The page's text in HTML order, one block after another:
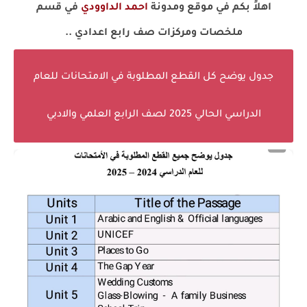
اهلاً بكم في موقع ومدونة احمد الداوودي في قسم
ملخصات ومركزات صف رابع اعدادي ..
جدول يوضح كل القطع المطلوبة في الامتحانات للعام
الدراسي الحالي 2025 لصف الرابع العلمي والادبي